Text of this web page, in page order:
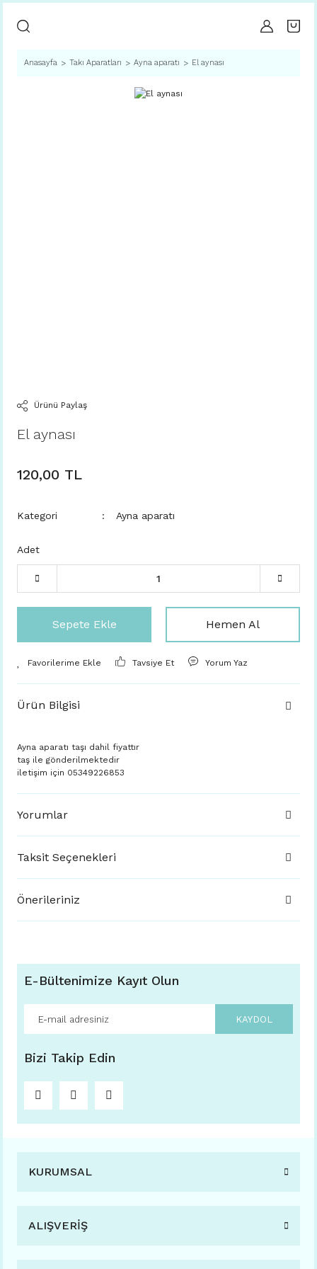
Anasayfa Takı Aparatları Ayna aparatı El aynası
Ürünü Paylaş
El aynası
120,00 TL
Kategori Ayna aparatı
Adet
Sepete Ekle Hemen Al
Tavsiye Et Yorum Yaz
Ürün Bilgisi
Ayna aparatı taşı dahil fiyattır
taş ile gönderilmektedir
iletişim için 05349226853
Yorumlar
Taksit Seçenekleri
Önerileriniz
E-Bültenimize Kayıt Olun
KAYDOL
Bizi Takip Edin
KURUMSAL
ALIŞVERİŞ